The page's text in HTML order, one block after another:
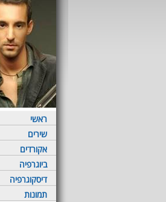
ראשי
שירים
אקורדים
ביוגרפיה
דיסקוגרפיה
תמונות